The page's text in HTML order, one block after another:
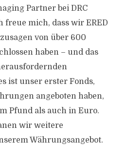
Partner bei DRC
freue mich, dass wir ERED
von über 600
haben – und das
ist unser erster Fonds,
angeboten haben,
Pfund als auch in Euro.
wir weitere
Währungsangebot.